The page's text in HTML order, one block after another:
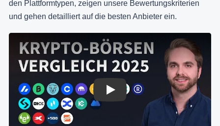
den Plattformtypen, zeigen unsere Bewertungskriterien
und gehen detailliert auf die besten Anbieter ein.
Play